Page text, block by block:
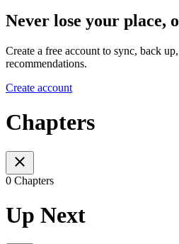
Never lose your place,
Create a free account to sync, back
recommendations.
Create account
Chapters
0 Chapters
Up Next